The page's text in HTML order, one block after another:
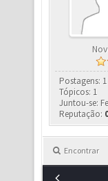
Postagens: 1
Tópicos: 1
Juntou-se:
Reputação:
Encontrar